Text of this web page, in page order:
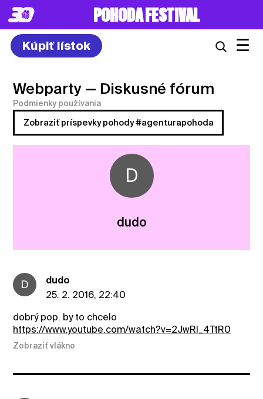
POHODA FESTIVAL
Kúpiť lístok ☰
Webparty — Diskusné fórum
Podmienky používania
Zobraziť príspevky pohody #agenturapohoda
D
dudo
D
dudo
25. 2. 2016, 22:40
dobrý pop. by to chcelo
https://www.youtube.com/watch?v=2JwRl_4TtR0
Zobraziť vlákno